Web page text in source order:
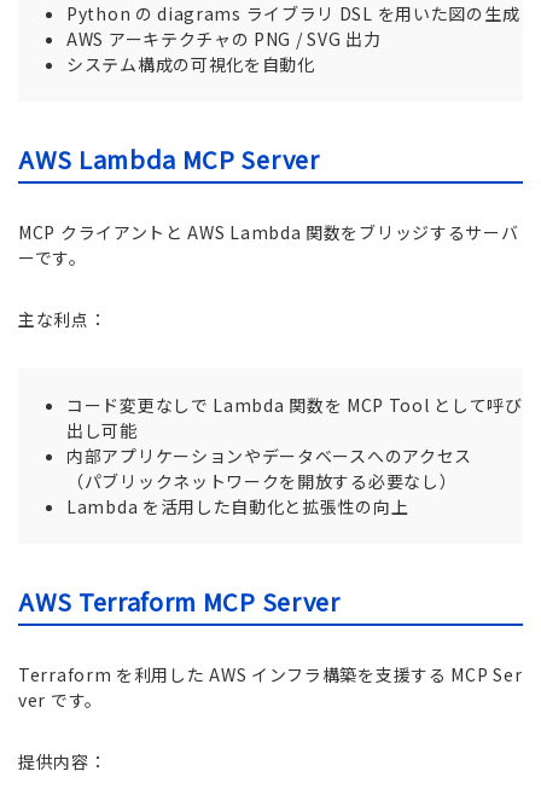
Python の diagrams ライブラリ DSL を用いた図の生成
AWS アーキテクチャの PNG / SVG 出力
システム構成の可視化を自動化
AWS Lambda MCP Server
MCP クライアントと AWS Lambda 関数をブリッジするサーバ
ーです。
主な利点：
コード変更なしで Lambda 関数を MCP Tool として呼び
出し可能
内部アプリケーションやデータベースへのアクセス
（パブリックネットワークを開放する必要なし）
Lambda を活用した自動化と拡張性の向上
AWS Terraform MCP Server
Terraform を利用した AWS インフラ構築を支援する MCP Ser
ver です。
提供内容：